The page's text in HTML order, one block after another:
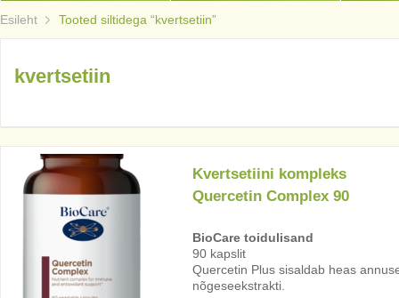
Esileht Tooted siltidega “kvertsetiin”
kvertsetiin
Kvertsetiini kompleks
Quercetin Complex 90
BioCare toidulisand
90 kapslit
Quercetin Plus sisaldab heas
nõgeseekstrakti.